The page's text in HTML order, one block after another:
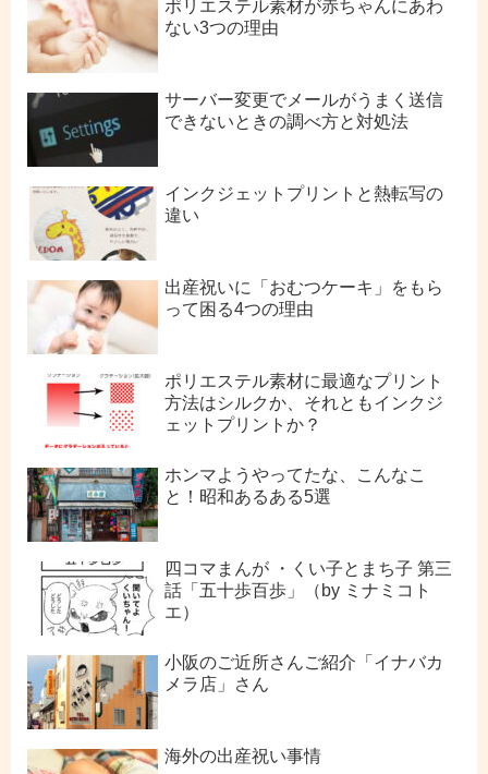
ポリエステル素材が赤ちゃんにあわ
ない3つの理由
サーバー変更でメールがうまく送信
できないときの調べ方と対処法
インクジェットプリントと熱転写の
違い
出産祝いに「おむつケーキ」をもら
って困る4つの理由
ポリエステル素材に最適なプリント
方法はシルクか、それともインクジ
ェットプリントか？
ホンマようやってたな、こんなこ
と！昭和あるある5選
四コマまんが ・くい子とまち子 第三
話「五十歩百歩」（by ミナミコト
エ）
小阪のご近所さんご紹介「イナバカ
メラ店」さん
海外の出産祝い事情